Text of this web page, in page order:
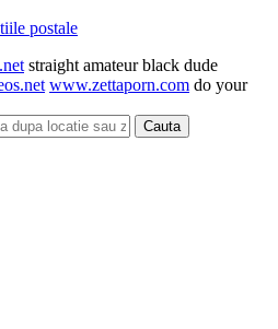
postale
straight amateur black dude
www.zettaporn.com do your